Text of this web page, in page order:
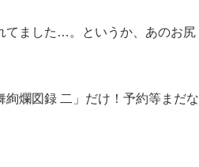
てました…。というか、あのお尻
爛図録 二」だけ！予約等まだな